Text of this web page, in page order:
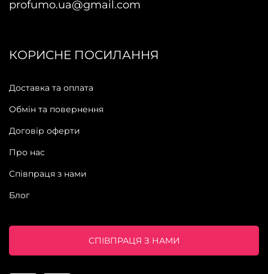
profumo.ua@gmail.com
КОРИСНЕ ПОСИЛАННЯ
Доставка та оплата
Обмін та повернення
Договір оферти
Про нас
Співпраця з нами
Блог
СПІВПРАЦЯ З НАМИ